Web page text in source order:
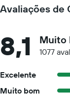
Avaliações de
8,1 Muito
1077
Excelente
Muito bom